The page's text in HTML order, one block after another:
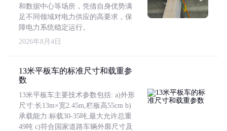
和数据中心等场所，凭借自身优势满
足不同领域对电力供应的高要求，保
障电力系统稳定运行。
2026年8月4日
13米平板车的标准尺寸和载重参
数
13米平板车主要技术参数包括: a)外形
尺寸:长13m×宽2.45m,栏板高55cm b)
承载能力:标载30-35吨,最大允许总重
49吨 c)符合国家道路车辆外廓尺寸及